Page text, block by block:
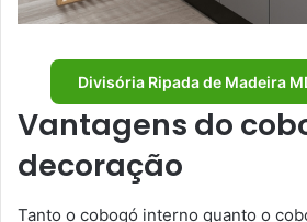
Divisória Ripada de Madeira
Vantagens do
decoração
Tanto o cobogó interno quanto o